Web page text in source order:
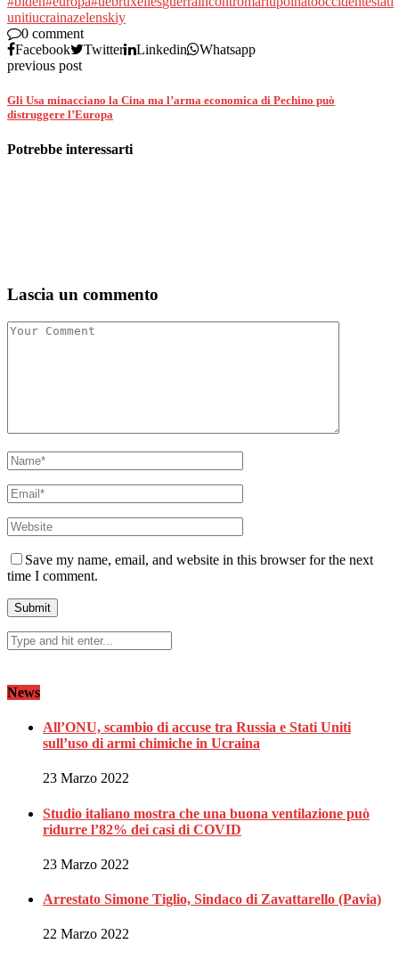
unitiucrainazelenskiy
0 comment
Facebook
Twitter Linkedin
Whatsapp
previous post
Gli Usa minacciano la Cina ma l’arma economica di Pechino può
distruggere l’Europa
Potrebbe interessarti
Lascia un commento
Save my name, email, and website in this browser for the next
time I comment.
News
All’ONU, scambio di accuse tra Russia e Stati Uniti
sull’uso di armi chimiche in Ucraina
23 Marzo 2022
Studio italiano mostra che una buona ventilazione può
ridurre l’82% dei casi di COVID
23 Marzo 2022
Arrestato Simone Tiglio, Sindaco di Zavattarello (Pavia)
22 Marzo 2022